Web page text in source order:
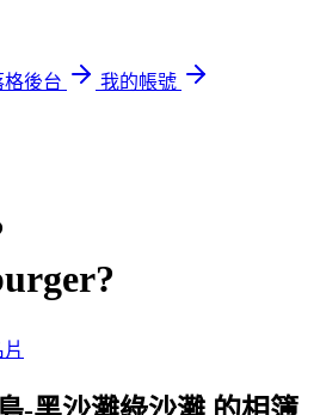
後台
我的帳號